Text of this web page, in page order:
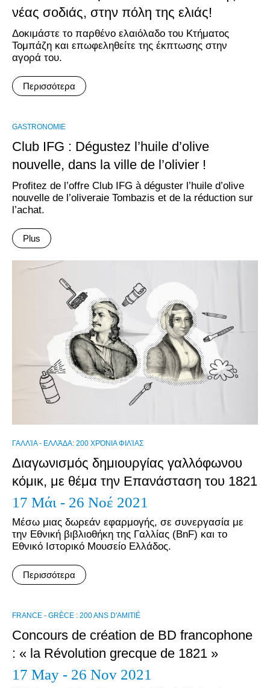
νέας σοδιάς, στην πόλη της ελιάς!
Δοκιμάστε το παρθένο ελαιόλαδο του Κτήματος
Τομπάζη και επωφεληθείτε της έκπτωσης στην
αγορά του.
Περισσότερα
GASTRONOMIE
Club IFG : Dégustez l’huile d’olive
nouvelle, dans la ville de l’olivier !
Profitez de l’offre Club IFG à déguster l’huile d’olive
nouvelle de l’oliveraie Tombazis et de la réduction sur
l’achat.
Plus
ΓΑΛΛΊΑ - ΕΛΛΆΔΑ: 200 ΧΡΌΝΙΑ ΦΙΛΊΑΣ
Διαγωνισμός δημιουργίας γαλλόφωνου
κόμικ, με θέμα την Επανάσταση του 1821
17 Μάι - 26 Νοέ 2021
Μέσω μιας δωρεάν εφαρμογής, σε συνεργασία με
την Εθνική βιβλιοθήκη της Γαλλίας (BnF) και το
Εθνικό Ιστορικό Μουσείο Ελλάδος.
Περισσότερα
FRANCE - GRÈCE : 200 ANS D'AMITIÉ
Concours de création de BD francophone
: « la Révolution grecque de 1821 »
17 May - 26 Nov 2021